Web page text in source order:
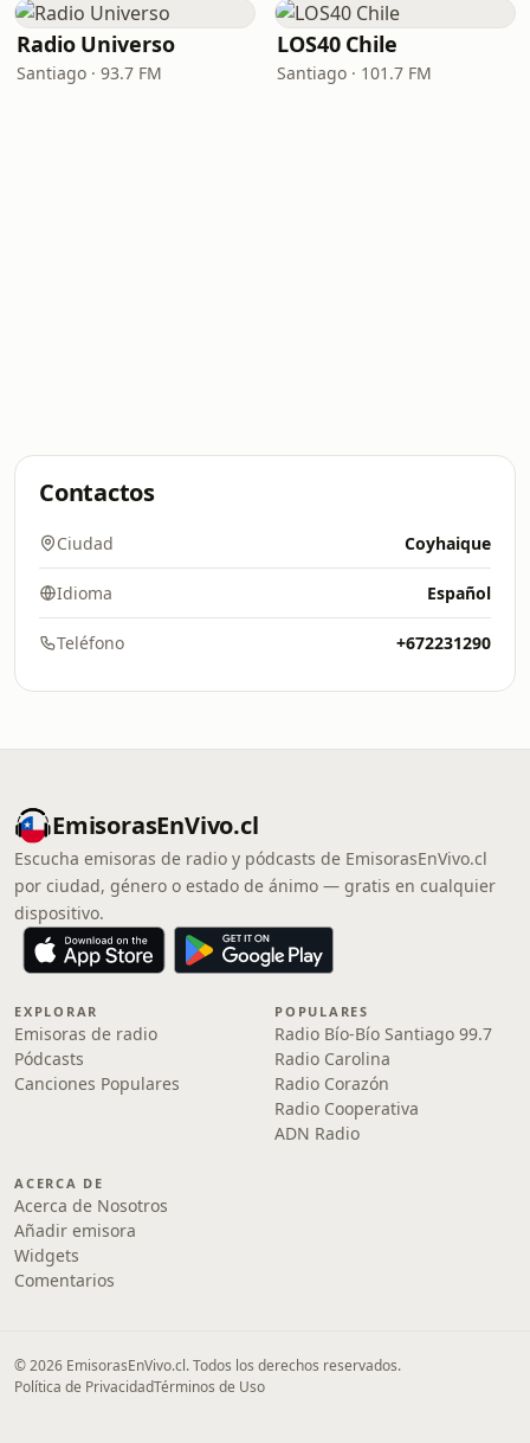
Radio Universo
Santiago · 93.7 FM
LOS40 Chile
Santiago · 101.7 FM
Contactos
Ciudad Coyhaique
Idioma Español
Teléfono +672231290
EmisorasEnVivo.cl
Escucha emisoras de radio y pódcasts de EmisorasEnVivo.cl
por ciudad, género o estado de ánimo — gratis en cualquier
dispositivo.
EXPLORAR
Emisoras de radio
Pódcasts
Canciones Populares
POPULARES
Radio Bío-Bío Santiago 99.7
Radio Carolina
Radio Corazón
Radio Cooperativa
ADN Radio
ACERCA DE
Acerca de Nosotros
Añadir emisora
Widgets
Comentarios
© 2026 EmisorasEnVivo.cl. Todos los derechos reservados.
Política de PrivacidadTérminos de Uso